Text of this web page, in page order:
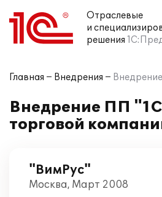
Отраслевые
и
решения
Главная Внедрения
Внедрение ПП
торговой
"ВимРус"
Москва, Март 2008